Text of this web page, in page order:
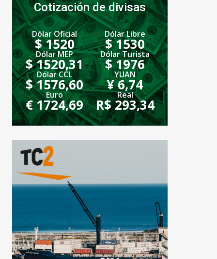
Cotización de divisas
Dólar Oficial
$ 1520
Dólar Libre
$ 1530
Dólar MEP
$ 1520,31
Dólar Turista
$ 1976
Dólar CCL
$ 1576,60
YUAN
¥ 6,74
Euro
€ 1724,69
Real
R$ 293,34